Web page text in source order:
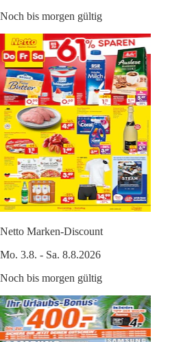
Noch bis morgen gültig
Netto Marken-Discount
Mo. 3.8. - Sa. 8.8.2026
Noch bis morgen gültig